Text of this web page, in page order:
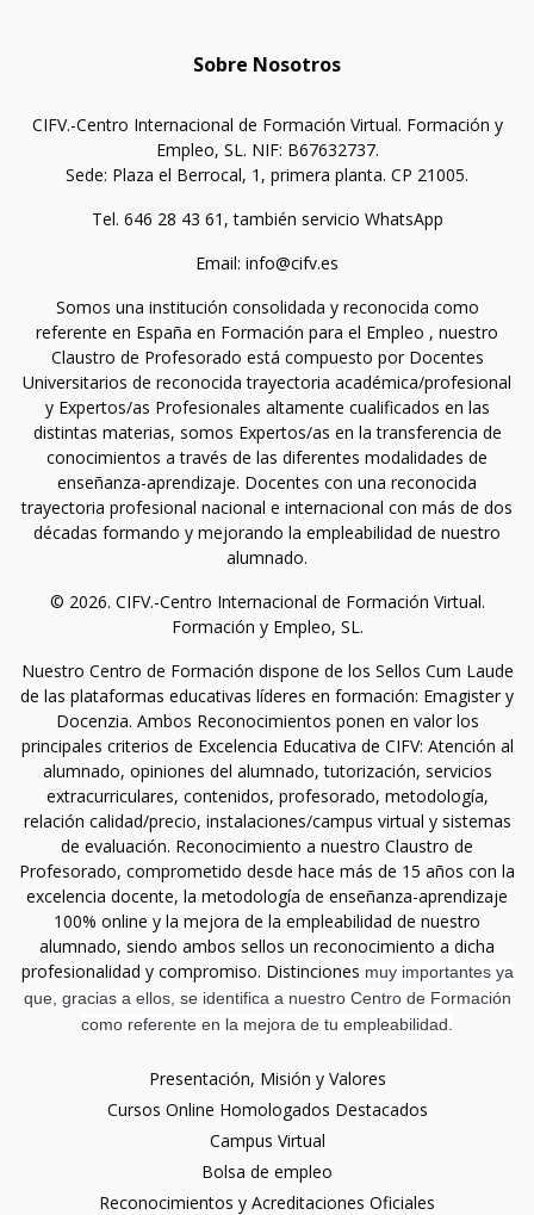
Sobre Nosotros
CIFV.-Centro Internacional de Formación Virtual. Formación y
Empleo, SL. NIF: B67632737.
Sede: Plaza el Berrocal, 1, primera planta. CP 21005.
Tel. 646 28 43 61, también servicio WhatsApp
Email: info@cifv.es
Somos una institución consolidada y reconocida como
referente en España en Formación para el Empleo , nuestro
Claustro de Profesorado está compuesto por Docentes
Universitarios de reconocida trayectoria académica/profesional
y Expertos/as Profesionales altamente cualificados en las
distintas materias, somos Expertos/as en la transferencia de
conocimientos a través de las diferentes modalidades de
enseñanza-aprendizaje. Docentes con una reconocida
trayectoria profesional nacional e internacional con más de dos
décadas formando y mejorando la empleabilidad de nuestro
alumnado.
© 2026. CIFV.-Centro Internacional de Formación Virtual.
Formación y Empleo, SL.
Nuestro Centro de Formación dispone de los Sellos Cum Laude
de las plataformas educativas líderes en formación: Emagister y
Docenzia. Ambos Reconocimientos ponen en valor los
principales criterios de Excelencia Educativa de CIFV: Atención al
alumnado, opiniones del alumnado, tutorización, servicios
extracurriculares, contenidos, profesorado, metodología,
relación calidad/precio, instalaciones/campus virtual y sistemas
de evaluación. Reconocimiento a nuestro Claustro de
Profesorado, comprometido desde hace más de 15 años con la
excelencia docente, la metodología de enseñanza-aprendizaje
100% online y la mejora de la empleabilidad de nuestro
alumnado, siendo ambos sellos un reconocimiento a dicha
profesionalidad y compromiso. Distinciones muy importantes ya
que, gracias a ellos, se identifica a nuestro Centro de Formación
como referente en la mejora de tu empleabilidad.
Presentación, Misión y Valores
Cursos Online Homologados Destacados
Campus Virtual
Bolsa de empleo
Reconocimientos y Acreditaciones Oficiales